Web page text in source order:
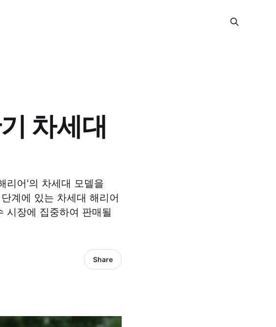
차세대
리어'의 차세대 모델을
계에 있는 차세대 해리어
시장에 집중하여 판매될
Share